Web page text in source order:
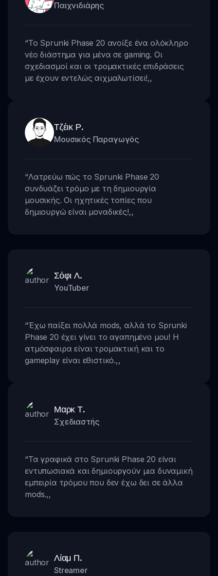
Παιχνιδιάρης
“Το Sprunki Phase 20 ανοίξε ένα ολόκληρο
νέο διάστημα για μένα σε gaming. Οι
σχεδιασμοί και οι τρομακτικές επιδράσεις
με έχουν εντελώς αιχμαλωτίσει!,,
Τζέικ Ρ.
Μουσικός Παραγωγός
“Λατρεύω πώς το Sprunki Phase 20
συνδυάζει τρόμο με τη δημιουργία
μουσικής. Οι ηχητικές τοπίες που
δημιουργώ είναι μοναδικές!,,
Σόφι Λ.
YouTuber
“Έχω παίξει πολλά mods, αλλά το Sprunki
Phase 20 έχει γίνει το αγαπημένο μου! Η
ατμόσφαιρα είναι τρομακτική και το
gameplay είναι εθιστικό.,,
Μαρκ Τ.
Σχεδιαστής
“Τα γραφικά στο Sprunki Phase 20 είναι
εντυπωσιακά και δημιουργούν μια δυναμική
εμπειρία τρόμου που δεν έχω δει σε άλλα
mods.,,
Λίαμ Π.
Streamer